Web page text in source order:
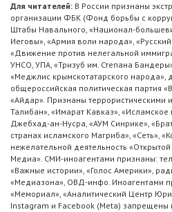
Для читателей: В России признаны
организации ФБК (Фонд борьбы с
Штабы Навального, «Национал-
Иеговы», «Армия воли народа»,
«Движение против нелегальной
УНСО, УПА, «Тризуб им. Степана
«Меджлис крымскотатарского народа»,
общероссийская политическая партия
«Айдар». Признаны
Талибан», «Имарат Кавказ», «Исламское
Джебхад-ан-Нусра, «АУМ Синрике»,
странах исламского Магриба», «Сеть»,
нежелательной деятельность
Медиа». СМИ-иноагентами признаны:
«Важные истории», «Голос Америки»,
«Медиазона», ОВД-инфо. Иноагентами
«Мемориал», «Аналитический Центр
Instagram и Facebook (Metа) запрещены